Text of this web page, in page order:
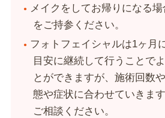
メイクをしてお帰りになる
をご持参ください。
フォトフェイシャルは1ヶ月
目安に継続して行うことで
とができますが、施術回数
態や症状に合わせていきま
ご相談ください。